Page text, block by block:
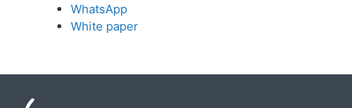
WhatsApp
White paper